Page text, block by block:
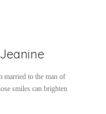
married to the man of
smiles can brighten